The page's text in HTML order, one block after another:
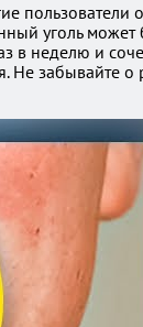
уголь
в неделю и
забывайте